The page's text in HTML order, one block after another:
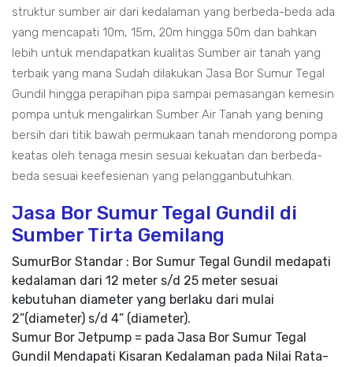
struktur sumber air dari kedalaman yang berbeda-beda ada
yang mencapati 10m, 15m, 20m hingga 50m dan bahkan
lebih untuk mendapatkan kualitas Sumber air tanah yang
terbaik yang mana Sudah dilakukan Jasa Bor Sumur Tegal
Gundil hingga perapihan pipa sampai pemasangan kemesin
pompa untuk mengalirkan Sumber Air Tanah yang bening
bersih dari titik bawah permukaan tanah mendorong pompa
keatas oleh tenaga mesin sesuai kekuatan dan berbeda-
beda sesuai keefesienan yang pelangganbutuhkan.
Jasa Bor Sumur Tegal Gundil di
Sumber Tirta Gemilang
SumurBor Standar : Bor Sumur Tegal Gundil medapati
kedalaman dari 12 meter s/d 25 meter sesuai
kebutuhan diameter yang berlaku dari mulai
2”(diameter) s/d 4” (diameter).
Sumur Bor Jetpump = pada Jasa Bor Sumur Tegal
Gundil Mendapati Kisaran Kedalaman pada Nilai Rata-